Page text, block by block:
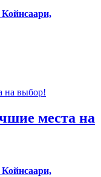
места на